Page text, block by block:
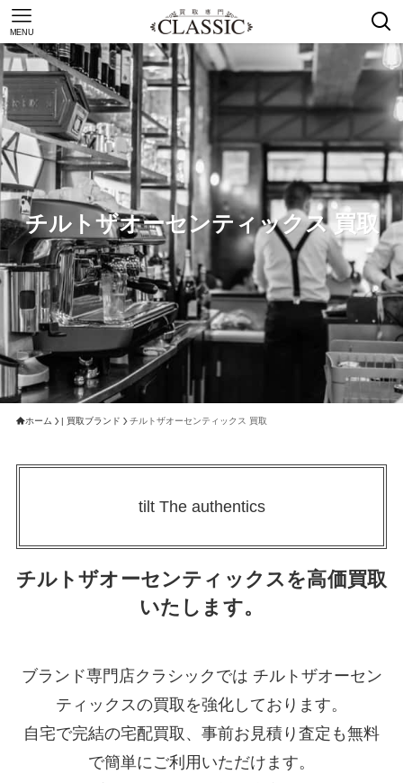
MENU
チルトザオーセンティックス 買取
ホーム | 買取ブランド チルトザオーセンティックス 買取
tilt The authentics
チルトザオーセンティックスを高価買取
いたします。
ブランド専門店クラシックでは チルトザオーセン
ティックスの買取を強化しております。
自宅で完結の宅配買取、事前お見積り査定も無料
で簡単にご利用いただけます。